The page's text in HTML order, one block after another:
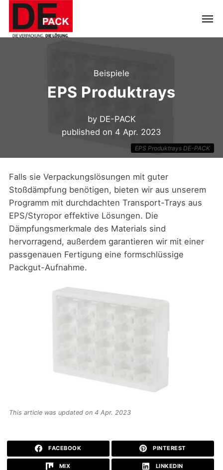
Beispiele
EPS Produktrays
by DE-PACK
published on 4 Apr. 2023
EPS Produktrays DE-PACK
Falls sie Verpackungslösungen mit guter
Stoßdämpfung benötigen, bieten wir aus unserem
Programm mit durchdachten Transport-Trays aus
EPS/Styropor effektive Lösungen. Die
Dämpfungsmerkmale des Materials sind
hervorragend, außerdem garantieren wir mit einer
passgenauen Fertigung eine formschlüssige
Packgut-Aufnahme.
This article was updated on 4 Apr. 2023
FACEBOOK PINTEREST
MIX LINKEDIN